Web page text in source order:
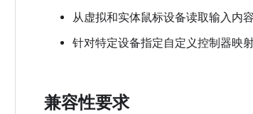
从虚拟和实体鼠标设备读取输入内
针对特定设备指定自定义控制器映
兼容性要求